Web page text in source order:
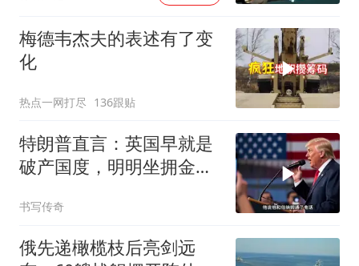
梅德韦杰夫的表述有了变
化
热点一网打尽 136跟贴
特朗普直言：英国早就是
破产国度，明明坐拥金
书写传奇
俄先递橄榄枝后亮剑远